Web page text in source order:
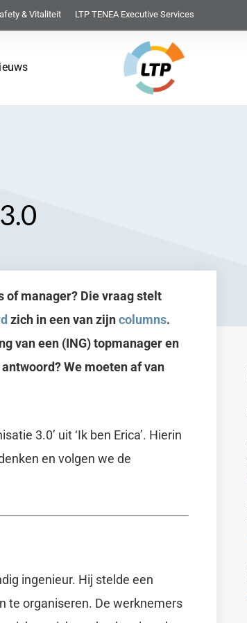
& Vitaliteit LTP TENEA Executive Services
of manager? Die vraag stelt
zich in een van zijncolumns.
van een (ING) topmanager en
We moeten af van
3.0’ uit ‘Ik ben Erica’. Hierin
en volgen we de
ingenieur. Hij stelde een
te organiseren. De werknemers